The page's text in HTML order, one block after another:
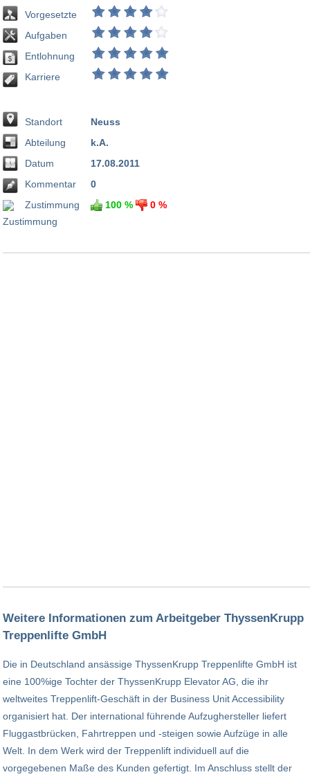
Vorgesetzte
Aufgaben
Entlohnung
Karriere
Standort
Abteilung
Datum
Kommentar
Zustimmung
Neuss
k.A.
17.08.2011
0
100 %
0 %
Weitere Informationen zum Arbeitgeber ThyssenKrupp
Treppenlifte GmbH
Die in Deutschland ansässige ThyssenKrupp Treppenlifte GmbH ist
eine 100%ige Tochter der ThyssenKrupp Elevator AG, die ihr
weltweites Treppenlift-Geschäft in der Business Unit Accessibility
organisiert hat. Der international führende Aufzughersteller liefert
Fluggastbrücken, Fahrtreppen und -steigen sowie Aufzüge in alle
Welt. In dem Werk wird der Treppenlift individuell auf die
vorgegebenen Maße des Kunden gefertigt. Im Anschluss stellt der